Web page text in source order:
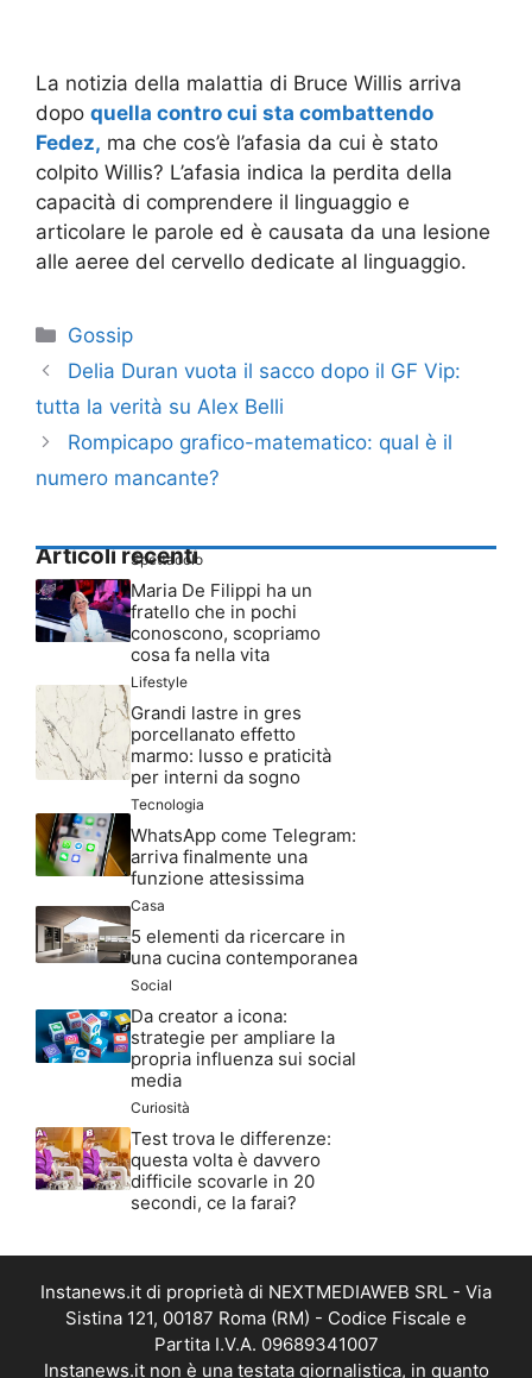
La notizia della malattia di Bruce Willis arriva
dopo quella contro cui sta combattendo
Fedez, ma che cos’è l’afasia da cui è stato
colpito Willis? L’afasia indica la perdita della
capacità di comprendere il linguaggio e
articolare le parole ed è causata da una lesione
alle aeree del cervello dedicate al linguaggio.
Categorie
Gossip
Delia Duran vuota il sacco dopo il GF Vip:
tutta la verità su Alex Belli
Rompicapo grafico-matematico: qual è il
numero mancante?
Articoli recenti
Spettacolo
Maria De Filippi ha un
fratello che in pochi
conoscono, scopriamo
cosa fa nella vita
Lifestyle
Grandi lastre in gres
porcellanato effetto
marmo: lusso e praticità
per interni da sogno
Tecnologia
WhatsApp come Telegram:
arriva finalmente una
funzione attesissima
Casa
5 elementi da ricercare in
una cucina contemporanea
Social
Da creator a icona:
strategie per ampliare la
propria influenza sui social
media
Curiosità
Test trova le differenze:
questa volta è davvero
difficile scovarle in 20
secondi, ce la farai?
Instanews.it di proprietà di NEXTMEDIAWEB SRL - Via
Sistina 121, 00187 Roma (RM) - Codice Fiscale e
Partita I.V.A. 09689341007
Instanews.it non è una testata giornalistica, in quanto